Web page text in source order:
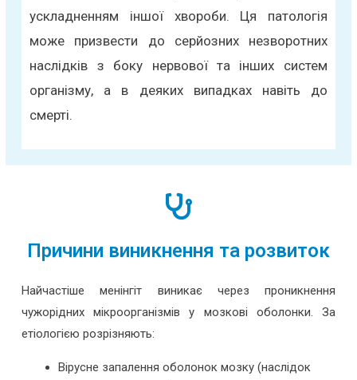
ускладненням іншої хвороби. Ця патологія
може призвести до серйозних незворотних
наслідків з боку нервової та інших систем
організму, а в деяких випадках навіть до
смерті.
Причини виникнення та розвиток
Найчастіше менінгіт виникає через проникнення
чужорідних мікроорганізмів у мозкові оболонки. За
етіологією розрізняють:
Вірусне запалення оболонок мозку (наслідок